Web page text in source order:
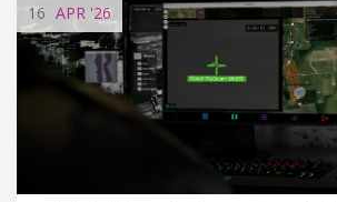
16 APR '26